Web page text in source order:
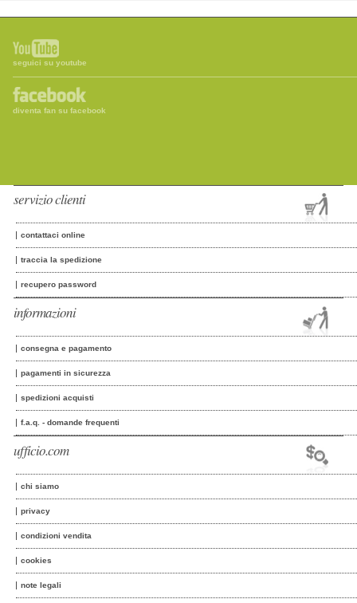
seguici su youtube
diventa fan su facebook
servizio clienti
contattaci online
traccia la spedizione
recupero password
informazioni
consegna e pagamento
pagamenti in sicurezza
spedizioni acquisti
f.a.q. - domande frequenti
ufficio.com
chi siamo
privacy
condizioni vendita
cookies
note legali